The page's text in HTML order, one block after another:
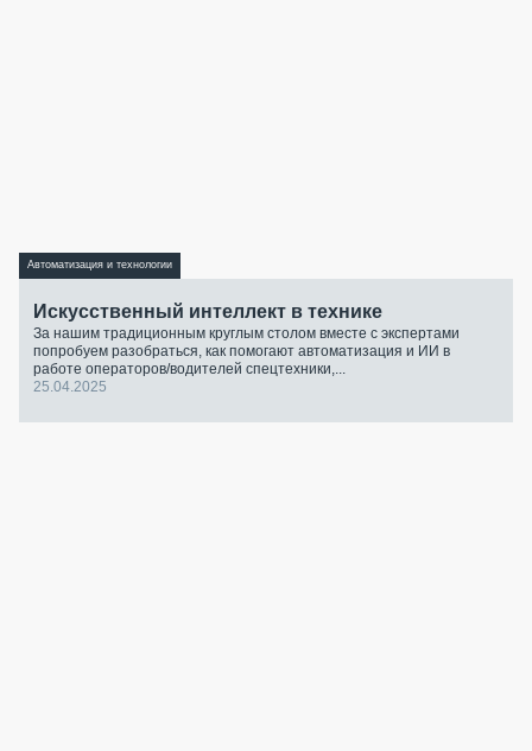
Автоматизация и технологии
Искусственный интеллект в технике
За нашим традиционным круглым столом вместе с экспертами
попробуем разобраться, как помогают автоматизация и ИИ в
работе операторов/водителей спецтехники,...
25.04.2025